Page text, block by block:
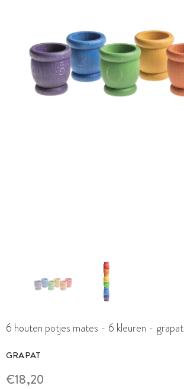
6 houten potjes mates - 6 kleuren - grapat
GRAPAT
€18,20